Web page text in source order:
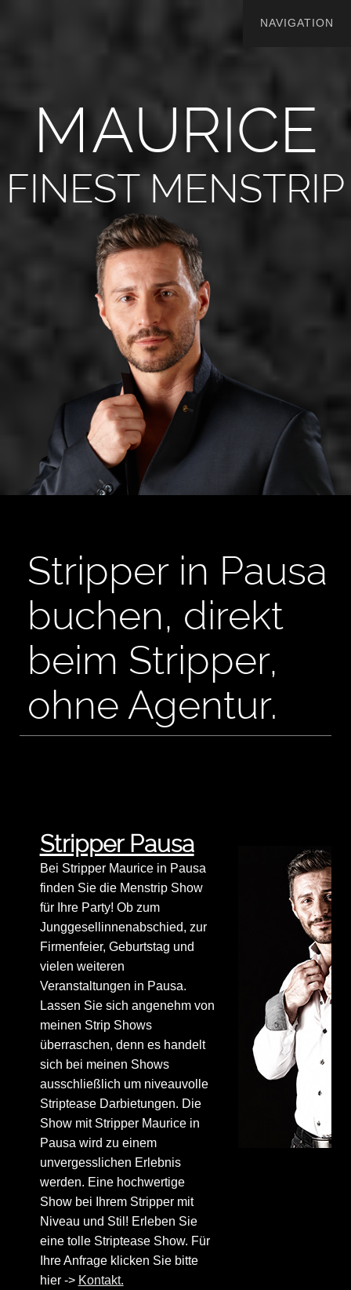
MAURICE
FINEST MENSTRIP
Stripper in Pausa
buchen, direkt
beim Stripper,
ohne Agentur.
Stripper Pausa
Bei Stripper Maurice in Pausa
finden Sie die Menstrip Show
für Ihre Party! Ob zum
Junggesellinnenabschied, zur
Firmenfeier, Geburtstag und
vielen weiteren
Veranstaltungen in Pausa.
Lassen Sie sich angenehm von
meinen Strip Shows
überraschen, denn es handelt
sich bei meinen Shows
ausschließlich um niveauvolle
Striptease Darbietungen. Die
Show mit Stripper Maurice in
Pausa wird zu einem
unvergesslichen Erlebnis
werden. Eine hochwertige
Show bei Ihrem Stripper mit
Niveau und Stil! Erleben Sie
eine tolle Striptease Show. Für
Ihre Anfrage klicken Sie bitte
hier -> Kontakt.